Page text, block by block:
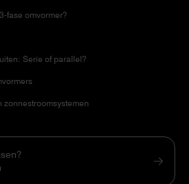
fase omvormer?
Serie of parallel?